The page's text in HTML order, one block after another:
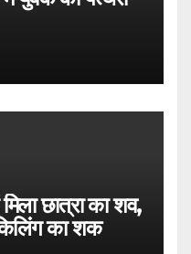
छात्रा का शव,
का शक